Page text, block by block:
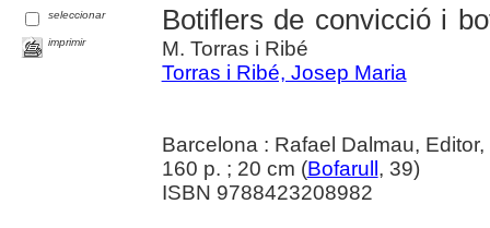
seleccionar
imprimir
Botiflers de convicció i
M. Torras i Ribé
Torras i Ribé, Josep Maria
Barcelona : Rafael Dalmau,
160 p. ; 20 cm (Bofarull , 39)
ISBN 9788423208982